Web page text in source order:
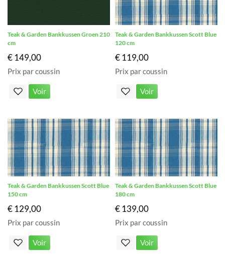
Teak & Garden Bankkussen Groen 210
cm
€ 149,00
Prix par coussin
Voir
Teak & Garden Bankkussen Scott Blue
120 cm
€ 119,00
Prix par coussin
Voir
Teak & Garden Bankkussen Scott Blue
150 cm
€ 129,00
Prix par coussin
Voir
Teak & Garden Bankkussen Scott Blue
180 cm
€ 139,00
Prix par coussin
Voir